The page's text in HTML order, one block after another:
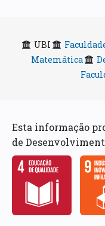
UBI
Matemática
Esta informação
de